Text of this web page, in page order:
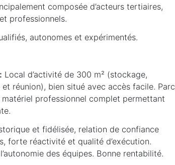
composée d’acteurs tertiaires,
professionnels.
autonomes et expérimentés.
Local d’activité de 300 m² (stockage,
réunion), bien situé avec accès facile. Parc
professionnel complet permettant
et fidélisée, relation de confiance
forte réactivité et qualité d’exécution.
des équipes. Bonne rentabilité.